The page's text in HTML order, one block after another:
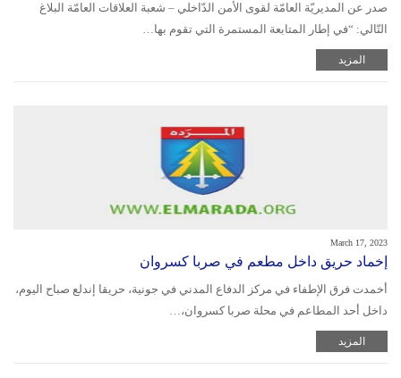
صدر عن المديريّة العامّة لقوى الأمن الدّاخلي – شعبة العلاقات العامّة البلاغ
التّالي: “في إطار المتابعة المستمرة التي تقوم بها…
المزيد
March 17, 2023
إخماد حريق داخل مطعم في صربا كسروان
أخمدت فرق الإطفاء في مركز الدفاع المدني في جونية، حريقا إندلع صباح اليوم،
داخل أحد المطاعم في محلة صربا كسروان،…
المزيد